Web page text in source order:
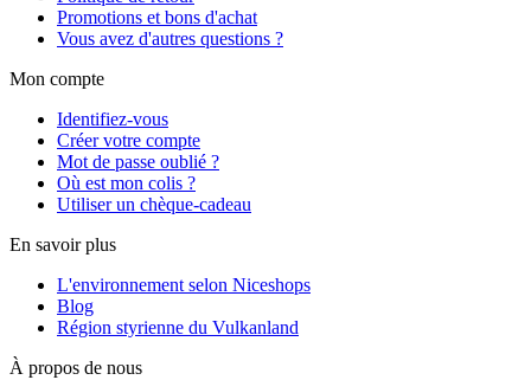
Promotions et bons d'achat
Vous avez d'autres questions ?
Mon compte
Identifiez-vous
Créer votre compte
Mot de passe oublié ?
Où est mon colis ?
Utiliser un chèque-cadeau
En savoir plus
L'environnement selon Niceshops
Blog
Région styrienne du Vulkanland
À propos de nous